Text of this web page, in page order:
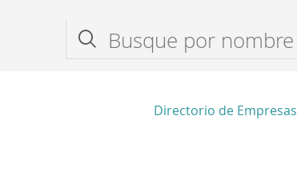
Directorio de Empresas